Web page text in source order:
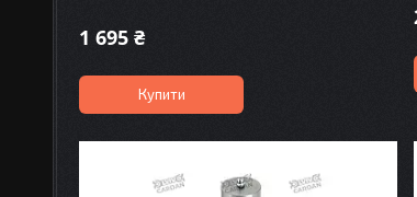
1 695 ₴
Купити